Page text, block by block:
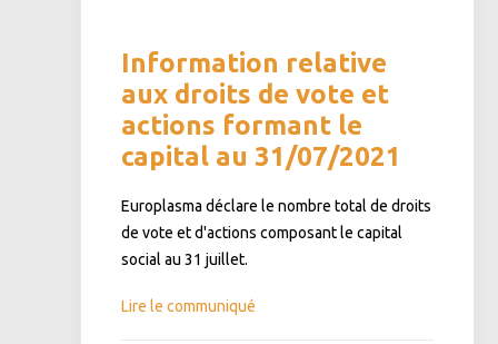
Information relative
aux droits de vote et
actions formant le
capital au 31/07/2021
Europlasma déclare le nombre total de droits
de vote et d'actions composant le capital
social au 31 juillet.
Lire le communiqué